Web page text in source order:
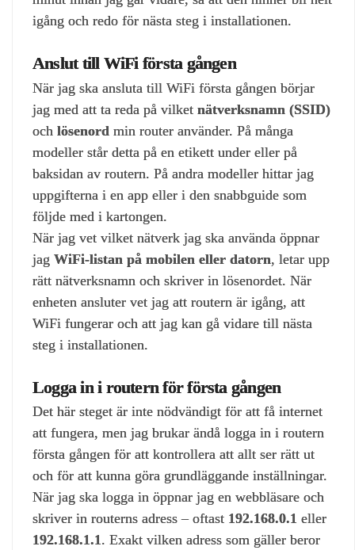
igång och redo för nästa steg i installationen.
Anslut till WiFi första gången
När jag ska ansluta till WiFi första gången börjar
jag med att ta reda på vilket nätverksnamn (SSID)
och lösenord min router använder. På många
modeller står detta på en etikett under eller på
baksidan av routern. På andra modeller hittar jag
uppgifterna i en app eller i den snabbguide som
följde med i kartongen.
När jag vet vilket nätverk jag ska använda öppnar
jag WiFi‑listan på mobilen eller datorn, letar upp
rätt nätverksnamn och skriver in lösenordet. När
enheten ansluter vet jag att routern är igång, att
WiFi fungerar och att jag kan gå vidare till nästa
steg i installationen.
Logga in i routern för första gången
Det här steget är inte nödvändigt för att få internet
att fungera, men jag brukar ändå logga in i routern
första gången för att kontrollera att allt ser rätt ut
och för att kunna göra grundläggande inställningar.
När jag ska logga in öppnar jag en webbläsare och
skriver in routerns adress – oftast 192.168.0.1 eller
192.168.1.1. Exakt vilken adress som gäller beror